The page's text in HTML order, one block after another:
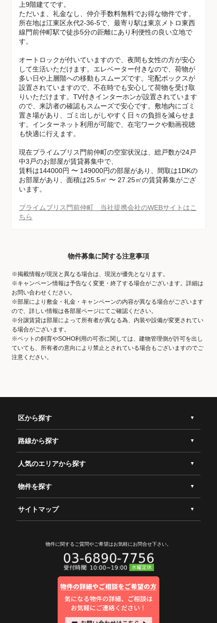
上9階建てです。
ただいま、礼金なし、仲介手数料無料でお得な物件です。
所在地は江東区永代2-36-5で、最寄り駅は東京メトロ東西
線門前仲町駅で徒歩5分の距離にあり利便性の良い立地で
す。
オートロックが付いていますので、夜間も女性の方が安心
して生活いただけます。エレベーター付きなので、荷物が
多い日や上層階への移動もスムーズです。宅配ボックスが
設置されていますので、不在時でも安心して荷物を受け取
りいただけます。TV付きインターホンが設置されています
ので、来訪者の確認もスムーズで安心です。敷地内にゴミ
置き場があり、ゴミ出しがしやすく日々の負担を減らせま
す。インターネット利用が可能で、在宅ワークや動画視聴
も快適に行えます。
現在プライムブリス門前仲町の空室状況は、総戸数が24戸
中3戸のお部屋が賃貸募集中で、
賃料は144000円 〜 149000円の部屋があり、間取は1DKの
お部屋があり、面積は25.5㎡ 〜 27.25㎡の賃貸募集がござ
います。
プライムブリス門前仲町 当社提携会社のWEBサイトはこ
ちら
物件募集に関する注意事項
※掲載情報が現況と異なる場合は、現況が優先となります。
※キャンペーン情報は予告なく変更・終了する場合がございます。詳細は
お問い合わせください。
※部屋により敷金・礼金・キャンペーンの内容が異なる場合がございます
ので、詳しい情報は各部屋ページにてご確認ください。
※分譲賃貸は部屋によって所有者が異なる為、内装や設備が変更されてい
る場合がございます。
※ペットの飼育やSOHO利用の可否に関しては、建物管理側が許可を出し
ていても、所有者の意向により禁止とされている場合もございますのでご
注意ください。
区から探す
路線から探す
人気のエリアから探す
物件を探す
サイトマップ
物件に関するご質問やご希望はお気軽にお問合せ下さい。